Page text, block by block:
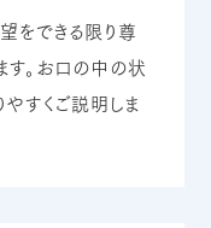
をできる限り尊
。お口の中の状
すくご説明しま